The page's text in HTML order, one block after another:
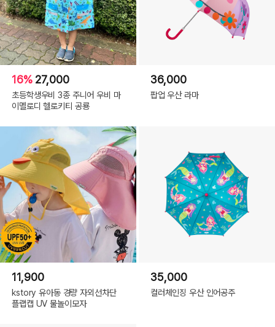
16% 27,000
초등학생우비 3종 주니어 우비 마
이멜로디 헬로키티 공룡
36,000
팝업 우산 라마
11,900
kstory 유아동 경량 자외선차단
플랩캡 UV 물놀이모자
35,000
컬러체인징 우산 인어공주